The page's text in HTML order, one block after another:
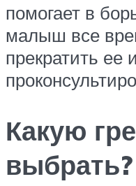
помогает в
малыш все
прекратить ее
Какую
выбрать?